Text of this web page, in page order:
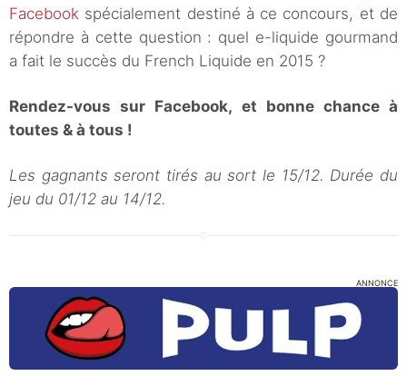
Facebook spécialement destiné à ce concours, et de
répondre à cette question : quel e-liquide gourmand
a fait le succès du French Liquide en 2015 ?
Rendez-vous sur Facebook, et bonne chance à
toutes & à tous !
Les gagnants seront tirés au sort le 15/12. Durée du
jeu du 01/12 au 14/12.
ANNONCE